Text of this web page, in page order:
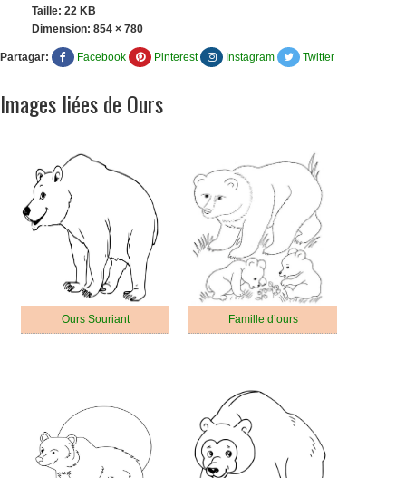
Taille: 22 KB
Dimension: 854 × 780
Partagar: Facebook Pinterest Instagram Twitter
Images liées de Ours
Ours Souriant Famille d’ours